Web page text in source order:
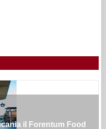
il Forentum Food